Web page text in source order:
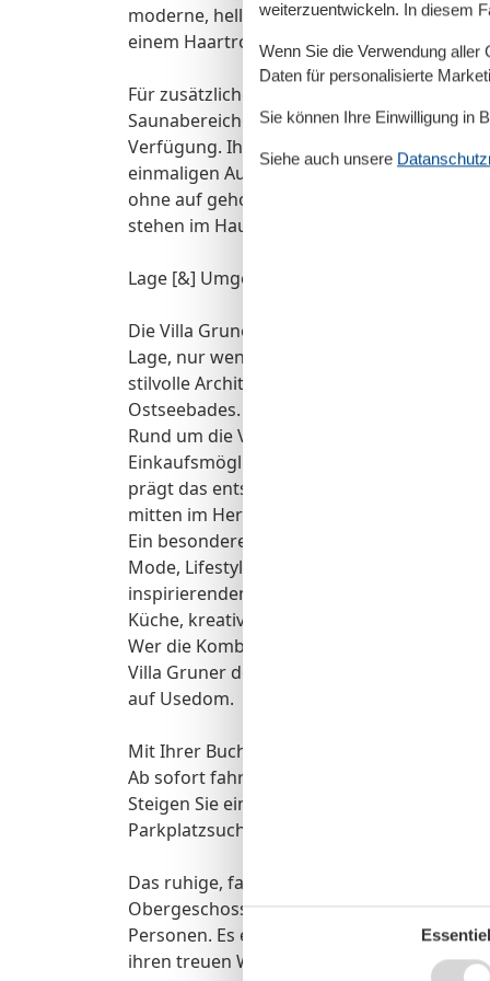
moderne, helle Badezimmer mit Fenster
einem Haartrockner ausgestattet.
Für zusätzlichen Komfort stehen Ihnen ein
Saunabereiches, ein gemeinschaftlicher
Verfügung. Ihr Hund ist in diesem
einmaligen Aufpreis mitreisen ? ideal für
ohne auf gehobenen Wohnkomfort
stehen im Haus gegen Gebühr zur
Lage [&] Umgebung
Die Villa Gruner zählt zu den schönsten
Lage, nur wenige Gehminuten von Strand,
stilvolle Architektur mit modernem
Ostseebades.
Rund um die Villa finden Sie zahlreiche
Einkaufsmöglichkeiten, die bequem zu
prägt das entspannte Urlaubstreiben die
mitten im Herzen von Zinnowitz.
Ein besonderes Highlight ist der im Haus
Mode, Lifestyle und Genuss auf
inspirierenden Wohn- und Geschenkideen
Küche, kreativen Gerichten und einer
Wer die Kombination aus Ostseenähe,
Villa Gruner den idealen Ausgangspunkt
auf Usedom.
Mit Ihrer Buchung erhalten Sie ca. eine
Ab sofort fahren Sie damit kostenfrei mit
Steigen Sie ein, lehnen Sie sich zurück und
Parkplatzsuche, ganz ohne
Das ruhige, familienfreundliche 3-Zimmer-
Obergeschoss der Villa Gruner und bietet
Personen. Es eignet sich ideal für Familien
ihren treuen Wegbegleiter dem Hund
weiterzuentwickeln. In diesem
Wenn Sie die Verwendung
Daten für personalisierte
Sie können Ihre Einwilligung in
Siehe auch unsere